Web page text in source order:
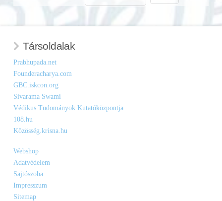
Társoldalak
Prabhupada.net
Founderacharya.com
GBC.iskcon.org
Sivarama Swami
Védikus Tudományok Kutatóközpontja
108.hu
Közösség.krisna.hu
Webshop
Adatvédelem
Sajtószoba
Impresszum
Sitemap